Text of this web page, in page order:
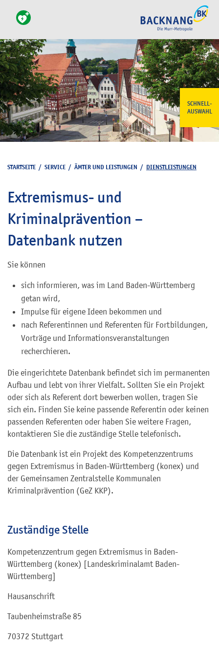
SCHNELL-
AUSWAHL
STARTSEITE / SERVICE / ÄMTER UND LEISTUNGEN / DIENSTLEISTUNGEN
Extremismus- und
Kriminalprävention –
Datenbank nutzen
Sie können
sich informieren, was im Land Baden-Württemberg
getan wird,
Impulse für eigene Ideen bekommen und
nach Referentinnen und Referenten für Fortbildungen,
Vorträge und Informationsveranstaltungen
recherchieren.
Die eingerichtete Datenbank befindet sich im permanenten
Aufbau und lebt von ihrer Vielfalt. Sollten Sie ein Projekt
oder sich als Referent dort bewerben wollen, tragen Sie
sich ein. Finden Sie keine passende Referentin oder keinen
passenden Referenten oder haben Sie weitere Fragen,
kontaktieren Sie die zuständige Stelle telefonisch.
Die Datenbank ist ein Projekt des Kompetenzzentrums
gegen Extremismus in Baden-Württemberg (konex) und
der Gemeinsamen Zentralstelle Kommunalen
Kriminalprävention (GeZ KKP).
Zuständige Stelle
Kompetenzzentrum gegen Extremismus in Baden-
Württemberg (konex) [Landeskriminalamt Baden-
Württemberg]
Hausanschrift
Taubenheimstraße 85
70372 Stuttgart